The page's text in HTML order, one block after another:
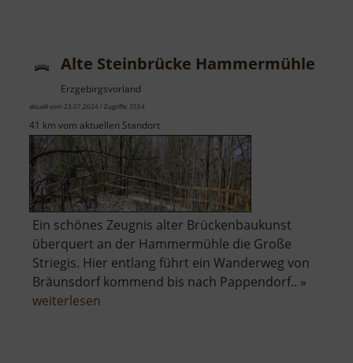
Alte Steinbrücke Hammermühle
Erzgebirgsvorland
aktuell vom 23.07.2024 / Zugriffe: 3554
41 km vom aktuellen Standort
Ein schönes Zeugnis alter Brückenbaukunst
überquert an der Hammermühle die Große
Striegis. Hier entlang führt ein Wanderweg von
Bräunsdorf kommend bis nach Pappendorf.. »
weiterlesen